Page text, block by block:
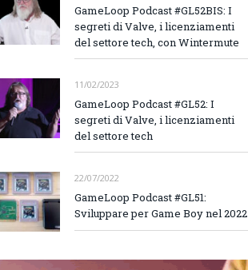
GameLoop Podcast #GL52BIS: I
segreti di Valve, i licenziamenti
del settore tech, con Wintermute
11/02/2023
GameLoop Podcast #GL52: I
segreti di Valve, i licenziamenti
del settore tech
22/07/2022
GameLoop Podcast #GL51:
Sviluppare per Game Boy nel 2022